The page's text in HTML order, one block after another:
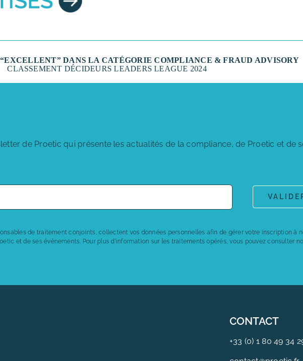
DANS LA CATÉGORIE COMPLIANCE & FRAUD ADVISORY
CLASSEMENT DÉCIDEURS LEADERS LEAGUE 2024
de Proetic qui présente les actualités de la compliance, de Proetic et de
de traitement conjoints, collectent vos données personnelles afin de gérer votre inscription à
et de ses évènements. Pour plus d'information sur les traitements opérés, vous pouvez consulter
CONTACT
+33 (0) 1 80 49 34